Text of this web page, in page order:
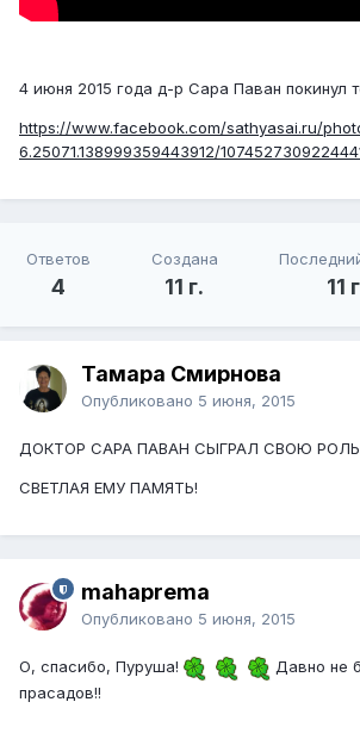
4 июня 2015 года д-р Сара Паван покинул
https://www.facebook.com/sathyasai.ru/
6.25071.138999359443912/
Ответов
4
Создана
11 г. 11
Тамара Смирнова
Опубликовано 5 июня, 2015
ДОКТОР САРА ПАВАН СЫГРАЛ СВОЮ
СВЕТЛАЯ ЕМУ ПАМЯТЬ!
mahaprema
Опубликовано 5 июня, 2015
О, спасибо, Пуруша!
Давно не
прасадов!!